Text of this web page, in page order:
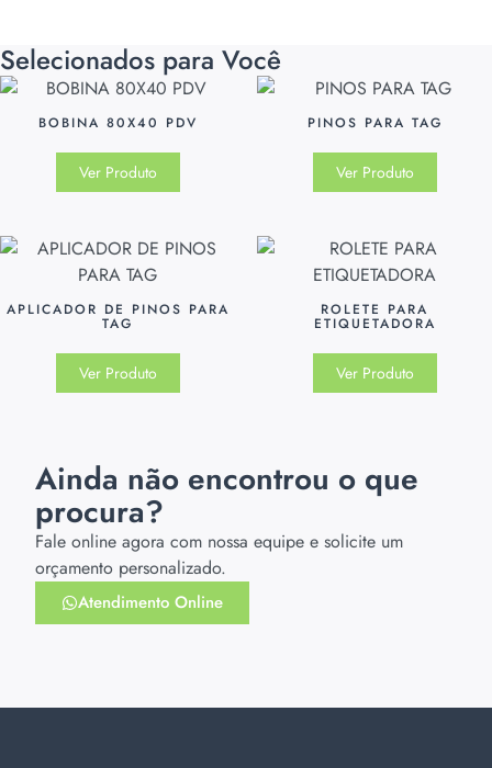
Selecionados para Você
BOBINA 80X40 PDV
Ver Produto
PINOS PARA TAG
Ver Produto
APLICADOR DE PINOS PARA
TAG
Ver Produto
ROLETE PARA
ETIQUETADORA
Ver Produto
Ainda não encontrou o que
procura?
Fale online agora com nossa equipe e solicite um
orçamento personalizado.
Atendimento Online